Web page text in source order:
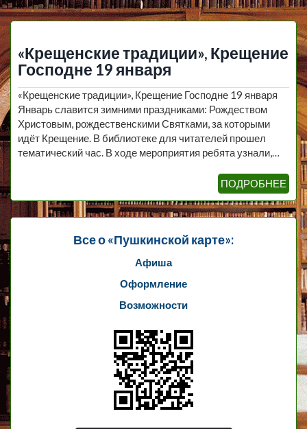
«Крещенские традиции», Крещение
Господне 19 января
«Крещенские традиции», Крещение Господне 19 января
Январь славится зимними праздниками: Рождеством
Христовым, рождественскими Святками, за которыми
идёт Крещение. В библиотеке для читателей прошел
тематический час. В ходе мероприятия ребята узнали,…
ПОДРОБНЕЕ
Все о «Пушкинской карте»:
Афиша
Оформление
Возможности